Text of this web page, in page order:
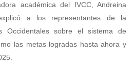
académica del IVCC, Andreina
a los representantes de la
Occidentales sobre el sistema de
las metas logradas hasta ahora y